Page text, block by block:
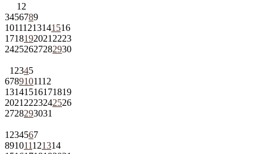
1 2
3456789
10111213141516
1718192021 2223
24252627282930
1 2345
6789101112
13141516171819
2021 2223242526
2728293031
1 234567
891011121314